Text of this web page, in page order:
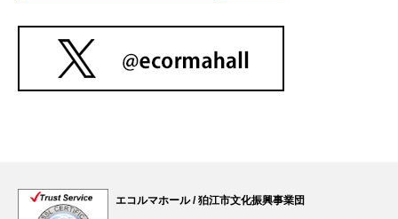
エコルマホール / 狛江市文化振興事業団